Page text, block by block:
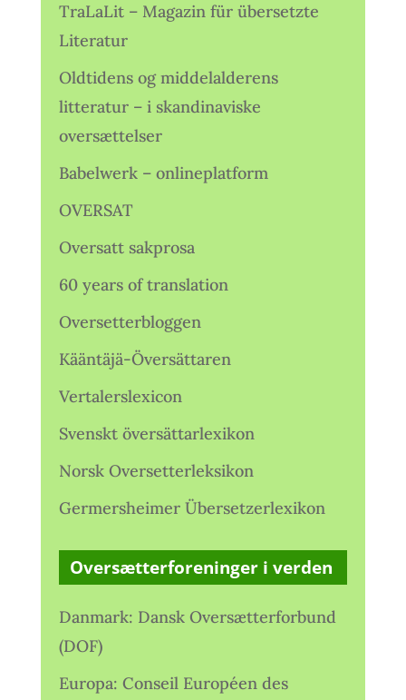
TraLaLit – Magazin für übersetzte
Literatur
Oldtidens og middelalderens
litteratur – i skandinaviske
oversættelser
Babelwerk – onlineplatform
OVERSAT
Oversatt sakprosa
60 years of translation
Oversetterbloggen
Kääntäjä-Översättaren
Vertalerslexicon
Svenskt översättarlexikon
Norsk Oversetterleksikon
Germersheimer Übersetzerlexikon
Oversætterforeninger i verden
Danmark: Dansk Oversætterforbund
(DOF)
Europa: Conseil Européen des